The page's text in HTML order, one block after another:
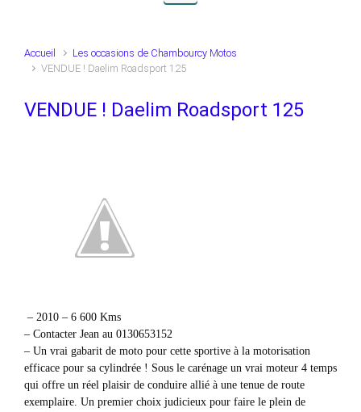
Accueil
Les occasions de Chambourcy Motos
VENDUE ! Daelim Roadsport 125
VENDUE ! Daelim Roadsport 125
– 2010 – 6 600 Kms
– Contacter Jean au 0130653152
– Un vrai gabarit de moto pour cette sportive à la motorisation
efficace pour sa cylindrée ! Sous le carénage un vrai moteur 4 temps
qui offre un réel plaisir de conduire allié à une tenue de route
exemplaire. Un premier choix judicieux pour faire le plein de